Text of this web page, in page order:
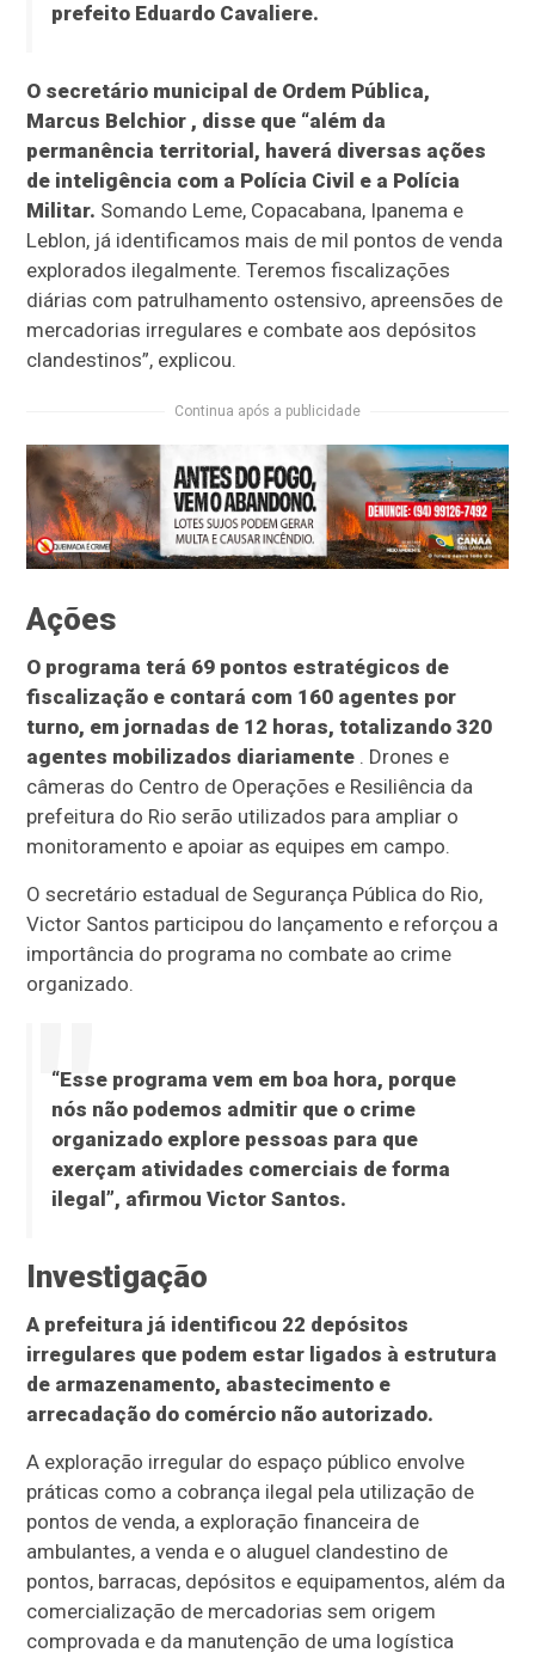
prefeito Eduardo Cavaliere.
O secretário municipal de Ordem Pública,
Marcus Belchior , disse que “além da
permanência territorial, haverá diversas ações
de inteligência com a Polícia Civil e a Polícia
Militar. Somando Leme, Copacabana, Ipanema e
Leblon, já identificamos mais de mil pontos de venda
explorados ilegalmente. Teremos fiscalizações
diárias com patrulhamento ostensivo, apreensões de
mercadorias irregulares e combate aos depósitos
clandestinos”, explicou.
Continua após a publicidade
Ações
O programa terá 69 pontos estratégicos de
fiscalização e contará com 160 agentes por
turno, em jornadas de 12 horas, totalizando 320
agentes mobilizados diariamente . Drones e
câmeras do Centro de Operações e Resiliência da
prefeitura do Rio serão utilizados para ampliar o
monitoramento e apoiar as equipes em campo.
O secretário estadual de Segurança Pública do Rio,
Victor Santos participou do lançamento e reforçou a
importância do programa no combate ao crime
organizado.
“Esse programa vem em boa hora, porque
nós não podemos admitir que o crime
organizado explore pessoas para que
exerçam atividades comerciais de forma
ilegal”, afirmou Victor Santos.
Investigação
A prefeitura já identificou 22 depósitos
irregulares que podem estar ligados à estrutura
de armazenamento, abastecimento e
arrecadação do comércio não autorizado.
A exploração irregular do espaço público envolve
práticas como a cobrança ilegal pela utilização de
pontos de venda, a exploração financeira de
ambulantes, a venda e o aluguel clandestino de
pontos, barracas, depósitos e equipamentos, além da
comercialização de mercadorias sem origem
comprovada e da manutenção de uma logística